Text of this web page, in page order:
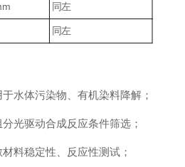
同左
同左
水体污染物、有机染料降解；
光驱动合成反应条件筛选；
料稳定性、反应性测试；